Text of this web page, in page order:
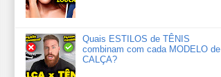
Quais ESTILOS de TÊNIS
combinam com cada MODELO de
CALÇA?